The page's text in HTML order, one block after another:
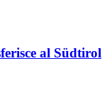
al Südtirol